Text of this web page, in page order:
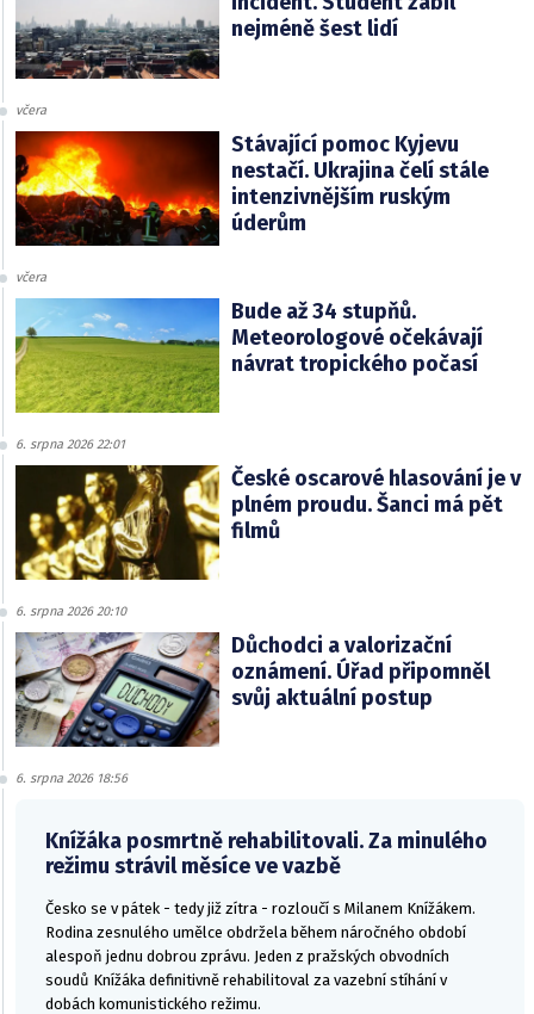
nejméně šest lidí
včera
Stávající pomoc Kyjevu
nestačí. Ukrajina čelí stále
intenzivnějším ruským
úderům
včera
Bude až 34 stupňů.
Meteorologové očekávají
návrat tropického počasí
6. srpna 2026 22:01
České oscarové hlasování je v
plném proudu. Šanci má pět
filmů
6. srpna 2026 20:10
Důchodci a valorizační
oznámení. Úřad připomněl
svůj aktuální postup
6. srpna 2026 18:56
Knížáka posmrtně rehabilitovali. Za minulého
režimu strávil měsíce ve vazbě
Česko se v pátek - tedy již zítra - rozloučí s Milanem Knížákem.
Rodina zesnulého umělce obdržela během náročného období
alespoň jednu dobrou zprávu. Jeden z pražských obvodních
soudů Knížáka definitivně rehabilitoval za vazební stíhání v
dobách komunistického režimu.